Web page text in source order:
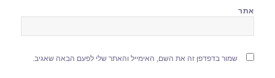
אתר
שמור בדפדפן זה את השם, האימייל והאתר שלי לפעם הבאה שאגיב.